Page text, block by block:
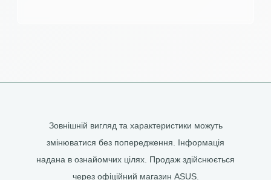
Зовнішній вигляд та характеристики можуть
змінюватися без попередження. Інформація
надана в ознайомчих цілях. Продаж здійснюється
через офіційний магазин ASUS.